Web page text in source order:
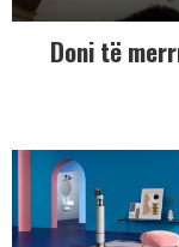
Doni të